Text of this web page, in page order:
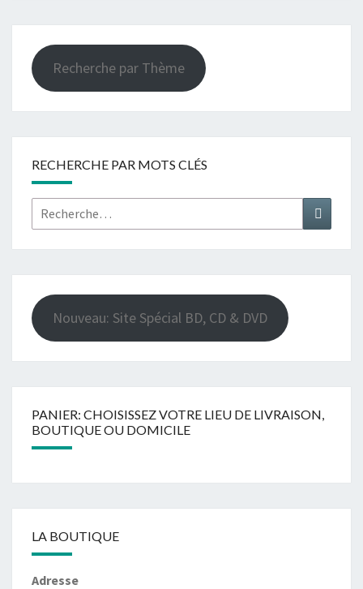
Recherche par Thème
RECHERCHE PAR MOTS CLÉS
Rechercher :
Nouveau: Site Spécial BD, CD & DVD
PANIER: CHOISISSEZ VOTRE LIEU DE LIVRAISON,
BOUTIQUE OU DOMICILE
LA BOUTIQUE
Adresse